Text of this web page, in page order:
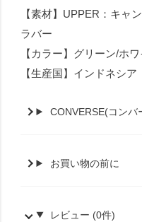
【素材】UPPER：キャ
ラバー
【カラー】グリーン/ホワ
【生産国】インドネシア
CONVERSE(コンバ
お買い物の前に
レビュー (0件)